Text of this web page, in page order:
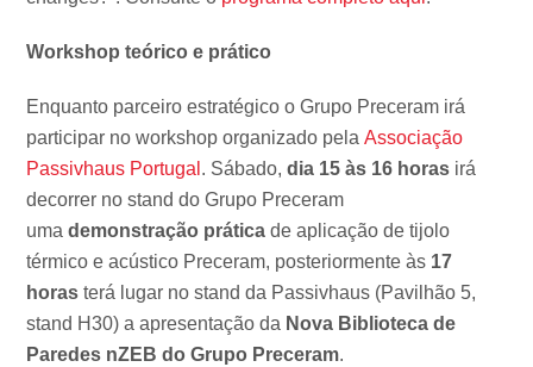
Workshop teórico e prático
Enquanto parceiro estratégico o Grupo Preceram irá
participar no workshop organizado pelaAssociação
Passivhaus Portugal . Sábado,dia 15 às 16 horas irá
decorrer no stand do Grupo Preceram
umademonstração prática de aplicação de tijolo
térmico e acústico Preceram, posteriormente às 17
horas terá lugar no stand da Passivhaus (Pavilhão 5,
stand H30) a apresentação da Nova Biblioteca de
Paredes nZEB do Grupo Preceram.